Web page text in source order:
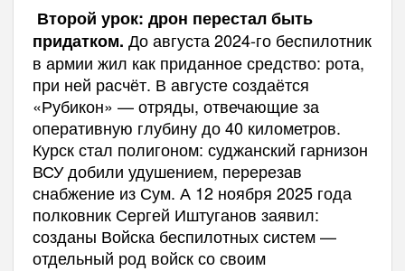
Второй урок: дрон перестал быть
придатком. До августа 2024-го беспилотник
в армии жил как приданное средство: рота,
при ней расчёт. В августе создаётся
«Рубикон» — отряды, отвечающие за
оперативную глубину до 40 километров.
Курск стал полигоном: суджанский гарнизон
ВСУ добили удушением, перерезав
снабжение из Сум. А 12 ноября 2025 года
полковник Сергей Иштуганов заявил:
созданы Войска беспилотных систем —
отдельный род войск со своим